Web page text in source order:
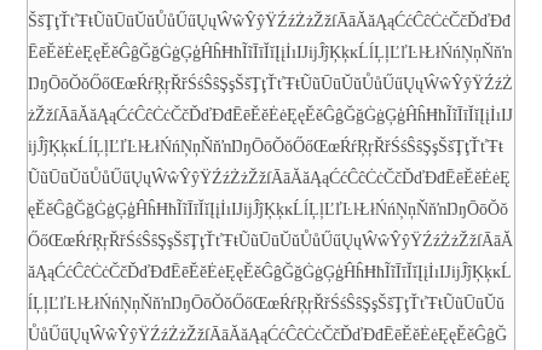
ŠšŢţŤťŦŧŨũŪūŬŭŮůŰűŲųŴŵŶŷŸŹźŻżŽžſĀāĂăĄąĆćĈĉĊċČčĎďĐđ
ĒēĔĕĖėĘęĚěĜĝĞğĠġĢģĤĥĦħĨĩĪīĬĭĮįİıĲĳĴĵĶķĸĹĺĻļĽľĿŀŁłŃńŅņŇňŉ
ŊŋŌōŎŏŐőŒœŔŕŖŗŘřŚśŜŝŞşŠšŢţŤťŦŧŨũŪūŬŭŮůŰűŲųŴŵŶŷŸŹźŻ
żŽžſĀāĂăĄąĆćĈĉĊċČčĎďĐđĒēĔĕĖėĘęĚěĜĝĞğĠġĢģĤĥĦħĨĩĪīĬĭĮįİıĲ
ĳĴĵĶķĸĹĺĻļĽľĿŀŁłŃńŅņŇňŉŊŋŌōŎŏŐőŒœŔŕŖŗŘřŚśŜŝŞşŠšŢţŤťŦŧ
ŨũŪūŬŭŮůŰűŲųŴŵŶŷŸŹźŻżŽžſĀāĂăĄąĆćĈĉĊċČčĎďĐđĒēĔĕĖėĘ
ęĚěĜĝĞğĠġĢģĤĥĦħĨĩĪīĬĭĮįİıĲĳĴĵĶķĸĹĺĻļĽľĿŀŁłŃńŅņŇňŉŊŋŌōŎŏ
ŐőŒœŔŕŖŗŘřŚśŜŝŞşŠšŢţŤťŦŧŨũŪūŬŭŮůŰűŲųŴŵŶŷŸŹźŻżŽžſĀāĂ
ăĄąĆćĈĉĊċČčĎďĐđĒēĔĕĖėĘęĚěĜĝĞğĠġĢģĤĥĦħĨĩĪīĬĭĮįİıĲĳĴĵĶķĸĹ
ĺĻļĽľĿŀŁłŃńŅņŇňŉŊŋŌōŎŏŐőŒœŔŕŖŗŘřŚśŜŝŞşŠšŢţŤťŦŧŨũŪūŬŭ
ŮůŰűŲųŴŵŶŷŸŹźŻżŽžſĀāĂăĄąĆćĈĉĊċČčĎďĐđĒēĔĕĖėĘęĚěĜĝĞ